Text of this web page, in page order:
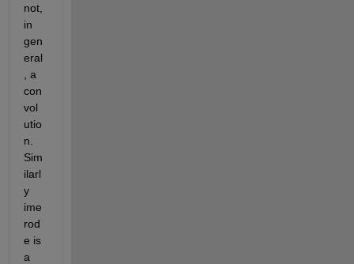
not,
in
gen
eral
, a
con
vol
utio
n.
Sim
ilarl
y
ime
rod
e is
a